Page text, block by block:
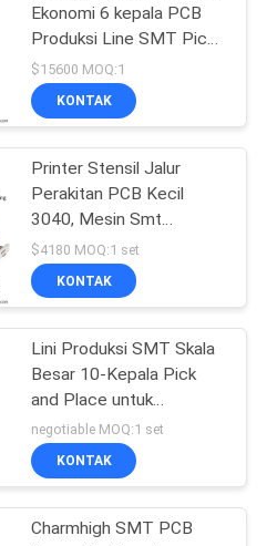
Ekonomi 6 kepala PCB
Produksi Line SMT Pick
and Place Machine
$15600 MOQ:1
KONTAK
Printer Stensil Jalur
Perakitan PCB Kecil
3040, Mesin Smt
CHMT36VA, 420 Oven
Reflow
$4180 MOQ:1 set
KONTAK
Lini Produksi SMT Skala
Besar 10-Kepala Pick
and Place untuk
Perakitan PCB di Industri
Elektronik
negotiable MOQ:1 set
KONTAK
Charmhigh SMT PCB